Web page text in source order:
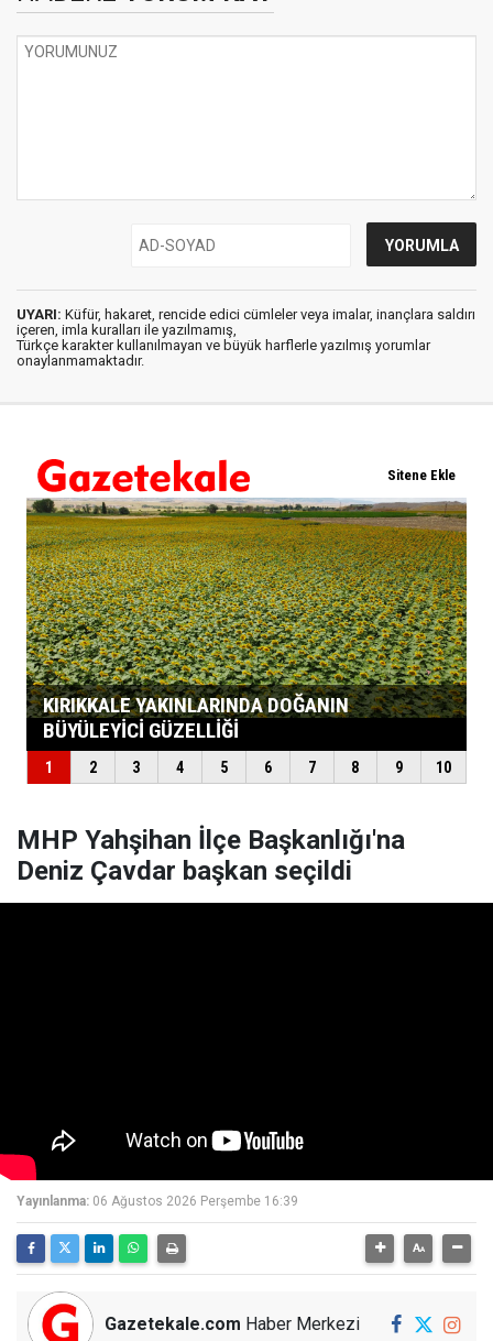
UYARI: Küfür, hakaret, rencide edici cümleler veya imalar, inançlara saldırı
içeren, imla kuralları ile yazılmamış,
Türkçe karakter kullanılmayan ve büyük harflerle yazılmış yorumlar
onaylanmamaktadır.
MHP Yahşihan İlçe Başkanlığı'na
Deniz Çavdar başkan seçildi
Yayınlanma: 06 Ağustos 2026 Perşembe 16:39
Gazetekale.com Haber Merkezi